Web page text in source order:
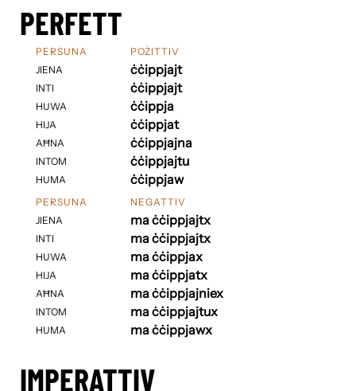
PERFETT
PERSUNA
JIENA
INTI
HUWA
HIJA
AĦNA
INTOM
HUMA
POŻITTIV
ċċippjajt
ċċippjajt
ċċippja
ċċippjat
ċċippjajna
ċċippjajtu
ċċippjaw
PERSUNA
JIENA
INTI
HUWA
HIJA
AĦNA
INTOM
HUMA
NEGATTIV
ma ċċippjajtx
ma ċċippjajtx
ma ċċippjax
ma ċċippjatx
ma ċċippjajniex
ma ċċippjajtux
ma ċċippjawx
IMPERATTIV